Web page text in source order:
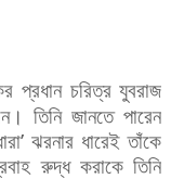
প্রধান চরিত্র যুবরাজ
তিনি জানতে পারেন
’ঝরনার ধারেই তাঁকে
রুদ্ধ করাকে তিনি